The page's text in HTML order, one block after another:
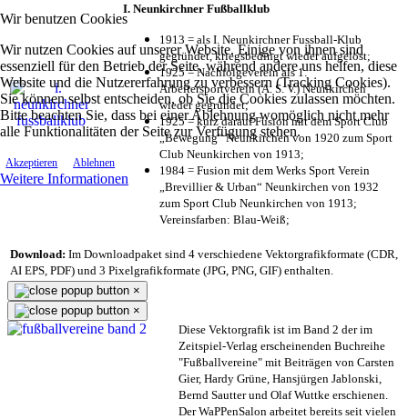
Wir benutzen Cookies
Wir nutzen Cookies auf unserer Website. Einige von ihnen sind
essenziell für den Betrieb der Seite, während andere uns helfen, diese
Website und die Nutzererfahrung zu verbessern (Tracking Cookies).
Sie können selbst entscheiden, ob Sie die Cookies zulassen möchten.
Bitte beachten Sie, dass bei einer Ablehnung womöglich nicht mehr
alle Funktionalitäten der Seite zur Verfügung stehen.
Akzeptieren Ablehnen
Weitere Informationen
I. Neunkirchner Fußballklub
1913 = als I. Neunkirchner Fussball-Klub
gegründet, kriegsbedingt wieder aufgelöst;
1925 = Nachfolgeverein als 1.
Arbeitersportverein (A. S. V.) Neunkirchen
wieder gegründet;
1925 = kurz darauf Fusion mit dem Sport Club
„Bewegung“ Neunkirchen von 1920 zum Sport
Club Neunkirchen von 1913;
1984 = Fusion mit dem Werks Sport Verein
„Brevillier & Urban“ Neunkirchen von 1932
zum Sport Club Neunkirchen von 1913;
Vereinsfarben: Blau-Weiß;
Download: Im Downloadpaket sind 4 verschiedene Vektorgrafikformate (CDR,
AI EPS, PDF) und 3 Pixelgrafikformate (JPG, PNG, GIF) enthalten.
×
×
Diese Vektorgrafik ist im Band 2 der im
Zeitspiel-Verlag erscheinenden Buchreihe
"Fußballvereine" mit Beiträgen von Carsten
Gier, Hardy Grüne, Hansjürgen Jablonski,
Bernd Sautter und Olaf Wuttke erschienen.
Der WaPPenSalon arbeitet bereits seit vielen